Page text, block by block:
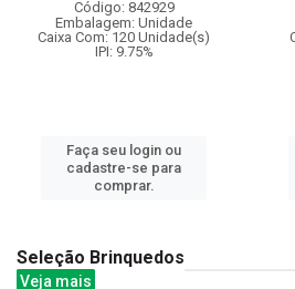
Código: 842929
Embalagem: Unidade
Caixa Com: 120 Unidade(s)
IPI: 9.75%
Faça seu login ou
cadastre-se para
comprar.
Seleção Brinquedos
Veja mais